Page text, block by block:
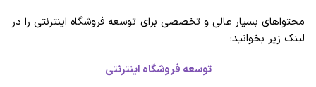
محتواهای بسیار عالی و تخصصی برای توسعه فروشگاه اینترنتی را در
لینک زیر بخوانید:
توسعه فروشگاه اینترنتی